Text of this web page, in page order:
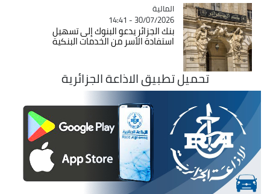
Catégorie
المالية
30/07/2026 - 14:41
بنك الجزائر يدعو البنوك إلى تسهيل
استفادة الأسر من الخدمات البنكية
تحميل تطبيق الاذاعة الجزائرية